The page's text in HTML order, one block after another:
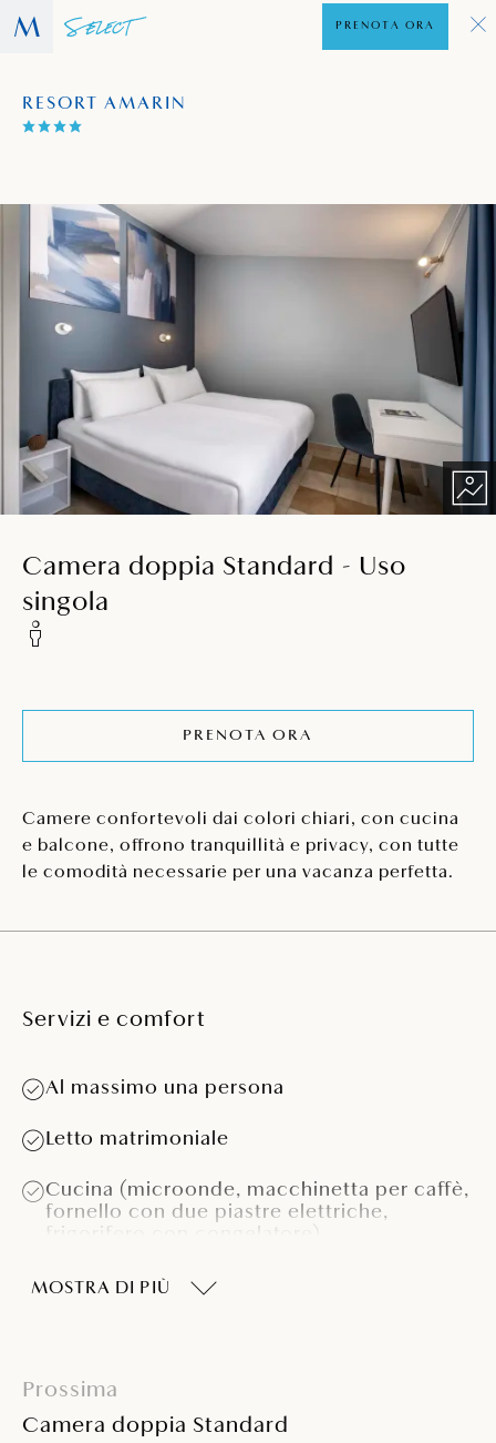
RESORT AMARIN
PRENOTA ORA
Camera doppia Standard - Uso
singola
PRENOTA ORA
Camere confortevoli dai colori chiari, con cucina
e balcone, offrono tranquillità e privacy, con tutte
le comodità necessarie per una vacanza perfetta.
Servizi e comfort
Al massimo una persona
Letto matrimoniale
Cucina (microonde, macchinetta per caffè,
fornello con due piastre elettriche,
frigorifero con congelatore)
Bagno con doccia
TV SAT
MOSTRA DI PIÙ
Prossima
Camera doppia Standard